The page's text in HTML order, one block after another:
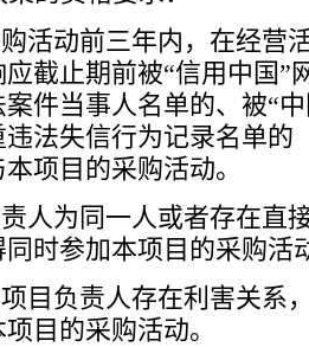
购活动前三年内，在经营
截止期前被“信用中国”
件当事人名单的、被“
法失信行为记录名单的
项目的采购活动。
责人为同一人或者存在直
同时参加本项目的采购活
项目负责人存在利害关系
目的采购活动。